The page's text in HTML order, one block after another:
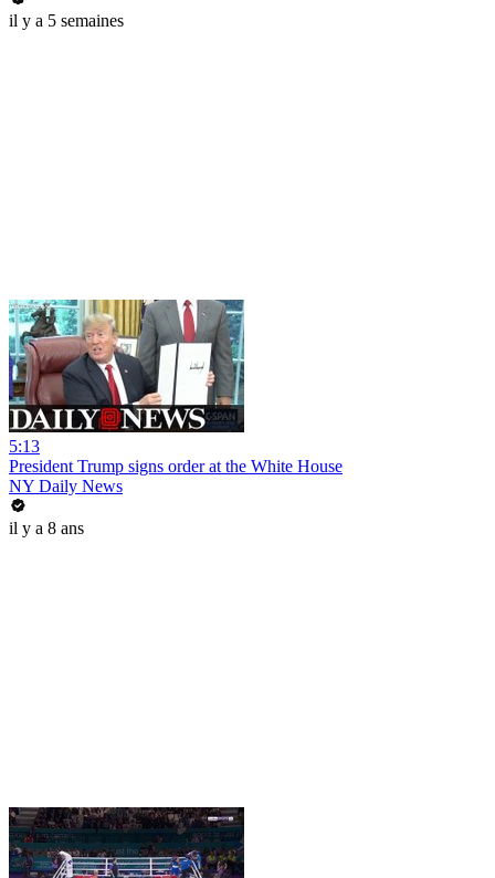
il y a 5 semaines
5:13
President Trump signs order at the White House
NY Daily News
il y a 8 ans